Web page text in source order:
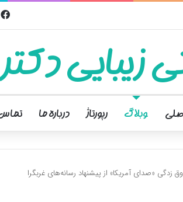
زیبایی
وبلاگ رپورتاژ درباره ما تماس
زدگی «صدای آمریکا» از پیشنهاد رسانه‌های غربگرا